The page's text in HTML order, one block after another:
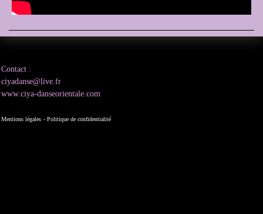
Contact :
ciyadanse@live.fr
www.ciya-danseorientale.com
Mentions légales - Politique de confidentialité